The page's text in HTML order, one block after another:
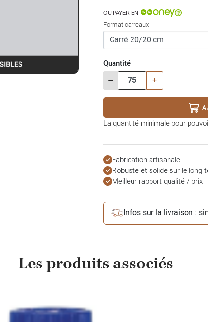
OU PAYER EN
Format carreaux
Quantité
- +
La quantité minimale pour
Fabrication artisanale
Robuste et solide sur le long
Meilleur rapport qualité / prix
Infos sur la livraison :
Les produits associés